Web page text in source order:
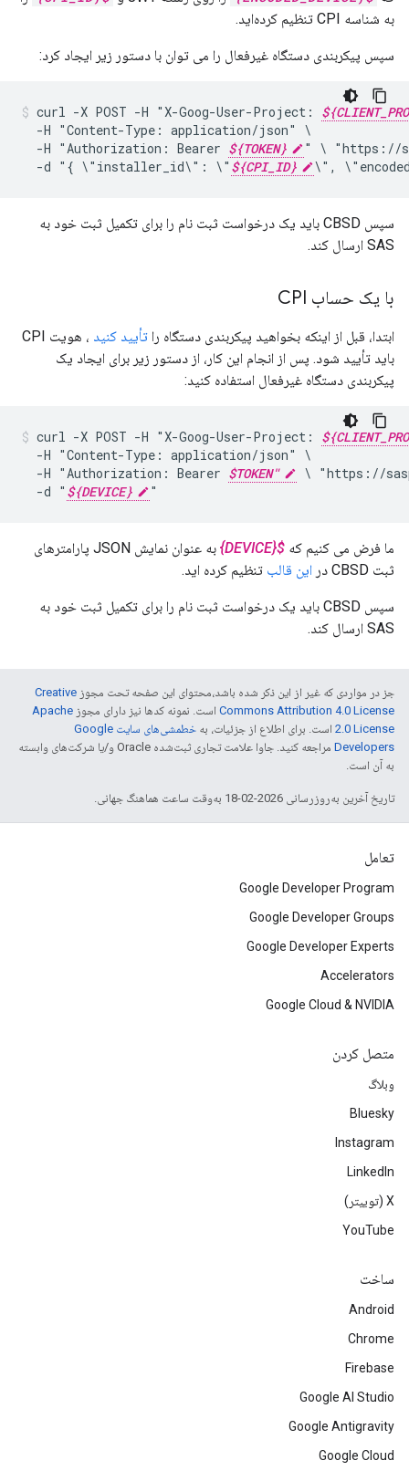
به شناسه CPI تنظیم کرده‌اید.
سپس پیکربندی دستگاه غیرفعال را می توان با دستور زیر ایجاد کرد:
curl -X POST -H "X-Goog-User-Project:
-H "Content-Type: application/json"
-H "Authorization: Bearer ${TOKEN} " \ "https://
-d "{ \"installer_id\": \" ${CPI_ID} \",
سپس CBSD باید یک درخواست ثبت نام را برای تکمیل ثبت خود به
SAS ارسال کند.
با یک حساب CPI
ابتدا، قبل از اینکه بخواهید پیکربندی دستگاه را تأیید کنید
، هویت CPI
باید تأیید شود. پس از انجام این کار، از دستور زیر برای ایجاد یک
پیکربندی دستگاه غیرفعال استفاده کنید:
curl -X POST -H "X-Goog-User-Project:
-H "Content-Type: application/json"
-H "Authorization: Bearer $TOKEN" \ "https://
-d " ${DEVICE} "
ما فرض می کنیم که ${DEVICE}
به عنوان نمایش JSON پارامترهای
ثبت CBSD در
این قالب تنظیم کرده اید.
سپس CBSD باید یک درخواست ثبت نام را برای تکمیل ثبت خود به
SAS ارسال کند.
جز در مواردی که غیر از این ذکر شده باشد،‌محتوای این صفحه تحت مجوز Creative
Commons Attribution 4.0 License است. نمونه کدها نیز دارای مجوز Apache
2.0 License است. برای اطلاع از جزئیات، به
خطمشی‌های سایت Google
Developers‏
مراجعه کنید. جاوا علامت تجاری ثبت‌شده Oracle و/یا شرکت‌های وابسته
به آن است.
تاریخ آخرین به‌روزرسانی 2026-02-18 به‌وقت ساعت هماهنگ جهانی.
تعامل
Google Developer Program
Google Developer Groups
Google Developer Experts
Accelerators
Google Cloud & NVIDIA
متصل کردن
وبلاگ
Bluesky
Instagram
LinkedIn
‫X (توییتر)
YouTube
ساخت
Android
Chrome
Firebase
Google AI Studio
Google Antigravity
Google Cloud